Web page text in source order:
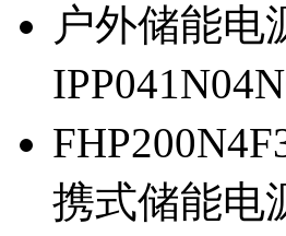
户外储能电
携式储能电